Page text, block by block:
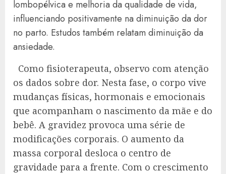
lombopélvica e melhoria da qualidade de vida,
influenciando positivamente na diminuição da dor
no parto. Estudos também relatam diminuição da
ansiedade.
Como fisioterapeuta, observo com atenção
os dados sobre dor. Nesta fase, o corpo vive
mudanças físicas, hormonais e emocionais
que acompanham o nascimento da mãe e do
bebê. A gravidez provoca uma série de
modificações corporais. O aumento da
massa corporal desloca o centro de
gravidade para a frente. Com o crescimento